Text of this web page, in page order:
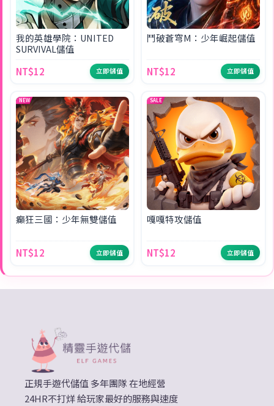
我的英雄學院：UNITED
SURVIVAL儲值
NT$12
立即儲值
鬥破蒼穹M：少年崛起儲值
NT$12 立即儲值
NEW
癲狂三國：少年無雙儲值
NT$12 立即儲值
SALE
嘎嘎特攻儲值
NT$12 立即儲值
正規手遊代儲值 多年團隊 在地經營
24HR不打烊 給玩家最好的服務與速度